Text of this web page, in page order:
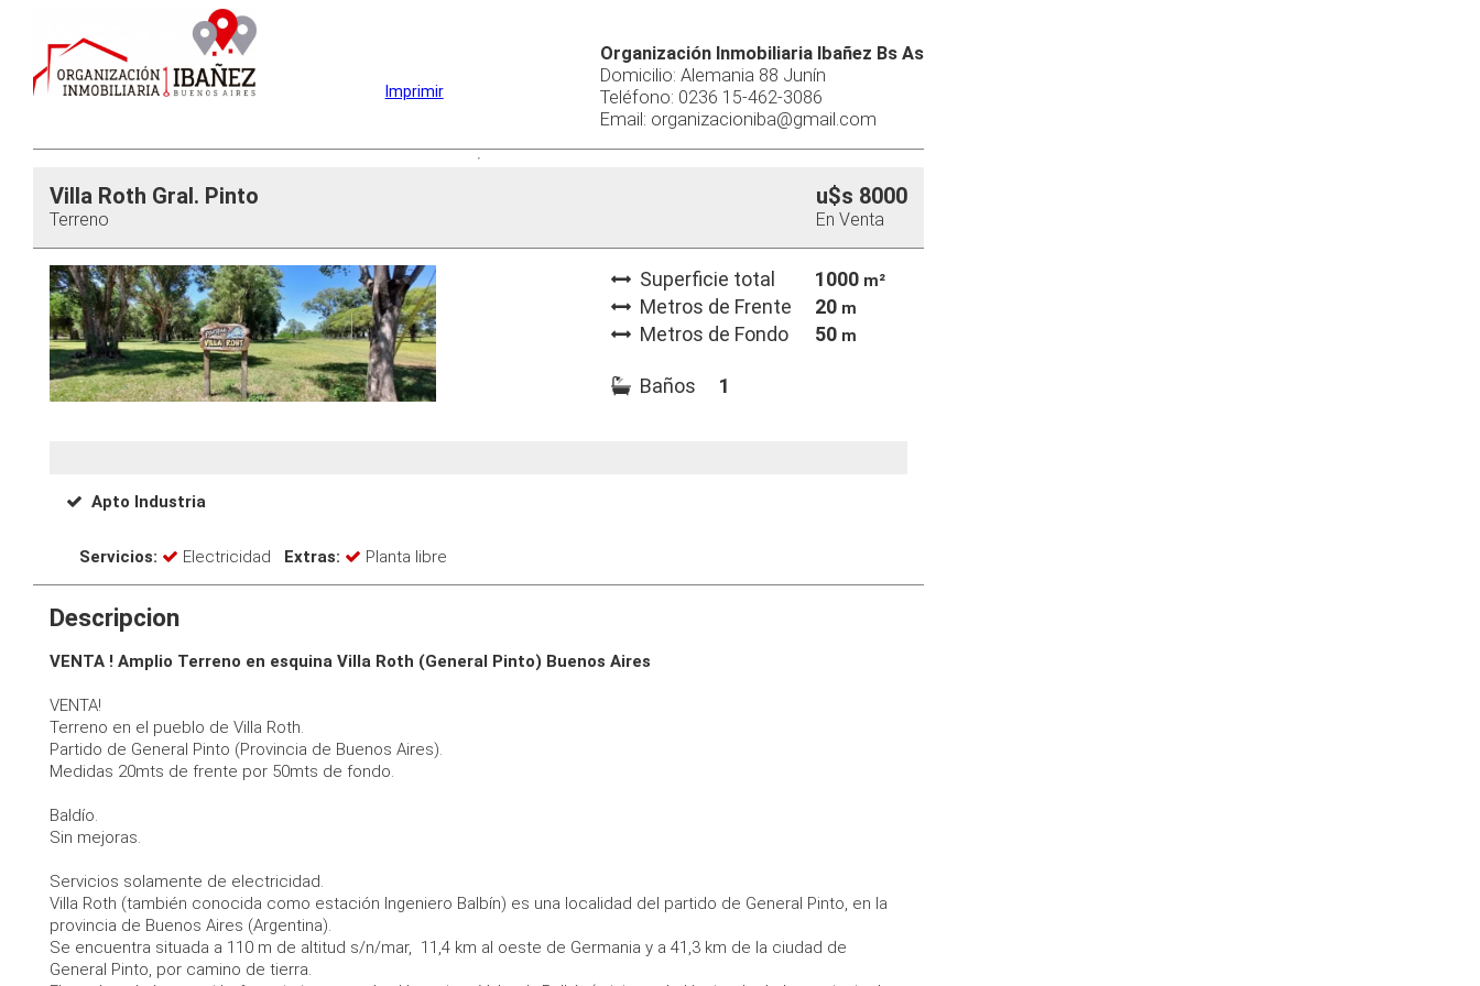
Organización Inmobiliaria Ibañez Bs As
Domicilio: Alemania 88 Junín
Teléfono: 0236 15-462-3086
Email: organizacioniba@gmail.com
Imprimir
Villa Roth Gral. Pinto
Terreno
u$s 8000
En Venta
Superficie total 1000 m²
Metros de Frente 20 m
Metros de Fondo 50 m
Baños 1
Apto Industria
Servicios: Electricidad Extras: Planta libre
Descripcion
VENTA ! Amplio Terreno en esquina Villa Roth (General Pinto) Buenos Aires
VENTA!
Terreno en el pueblo de Villa Roth.
Partido de General Pinto (Provincia de Buenos Aires).
Medidas 20mts de frente por 50mts de fondo.
Baldío.
Sin mejoras.
Servicios solamente de electricidad.
Villa Roth (también conocida como estación Ingeniero Balbín) es una localidad del partido de General Pinto, en la
provincia de Buenos Aires (Argentina).
Se encuentra situada a 110 m de altitud s/n/mar, 11,4 km al oeste de Germania y a 41,3 km de la ciudad de
General Pinto, por camino de tierra.